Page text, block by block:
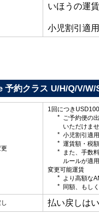
いほうの運
小児割引適
予約クラス U/H/Q/V/W/
1回につき
ご予約便の
いただけま
小児割引適
運賃額・税
また、手数
ルールが適
変更可能運賃
より高額な
同額、もし
払い戻しは